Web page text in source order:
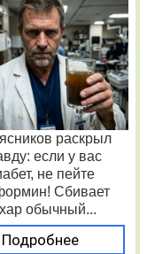
раскрыл
если у вас
не пейте
Сбивает
обычный...
Подробнее